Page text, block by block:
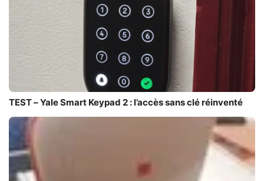
TEST – Yale Smart Keypad 2 : l’accès sans clé réinventé